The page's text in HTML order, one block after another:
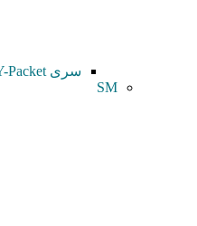
سری Y-Packet
SM